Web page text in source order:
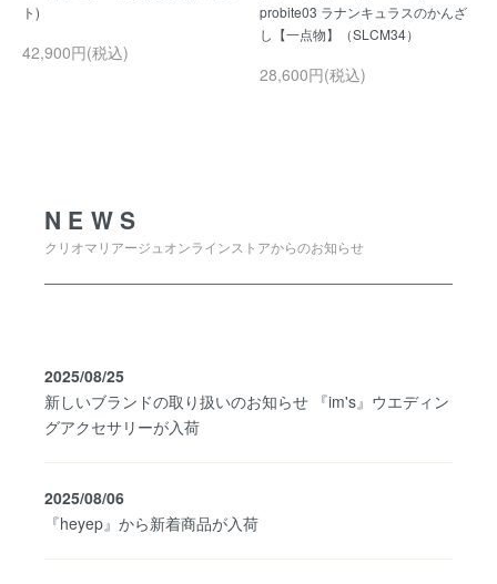
42,900円(税込)
probite03 ラナンキュラスのかんざ
28,600円(税込)
NEWS
クリオマリアージュオンラインストアからのお知らせ
2025/08/25
新しいブランドの取り扱いのお知らせ 『im's』ウエディン
グアクセサリーが入荷
2025/08/06
『heyep』から新着商品が入荷